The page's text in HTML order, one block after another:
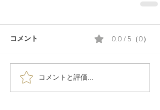
コメント 0.0 / 5（0）
コメントと評価...